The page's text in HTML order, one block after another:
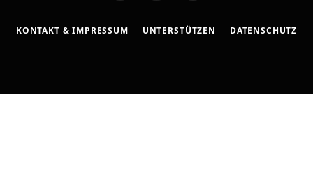
KONTAKT & IMPRESSUM UNTERSTÜTZEN DATENSCHUTZ